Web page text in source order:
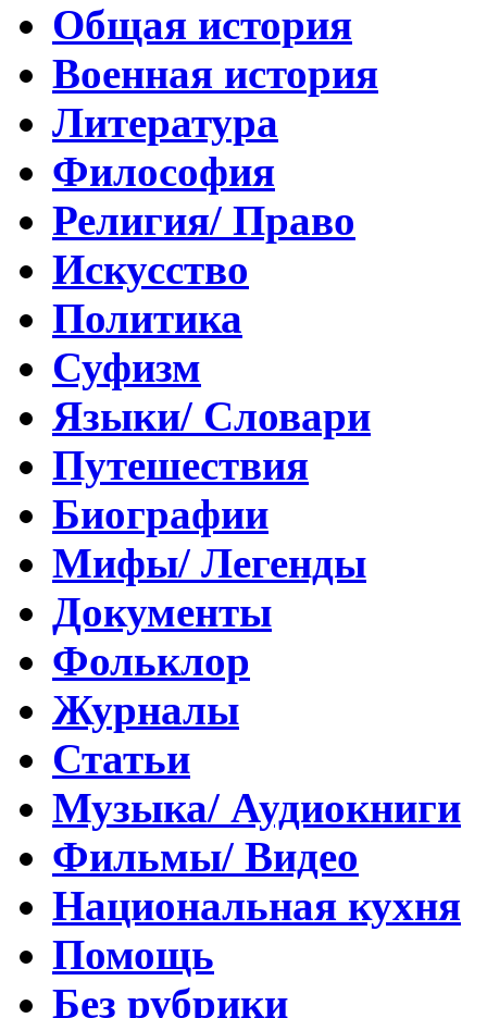
Общая история
Военная история
Литература
Философия
Религия/ Право
Искусство
Политика
Суфизм
Языки/ Словари
Путешествия
Биографии
Мифы/ Легенды
Документы
Фольклор
Журналы
Статьи
Музыка/ Аудиокниги
Фильмы/ Видео
Национальная кухня
Помощь
Без рубрики